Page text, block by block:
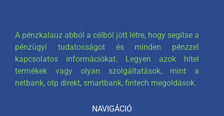
A pénzkalauz abból a célból jött létre, hogy segítse a
pénzügyi tudatosságot és minden pénzzel
kapcsolatos információkat. Legyen azok hitel
termékek vagy olyan szolgáltatások, mint a
netbank, otp direkt, smartbank, fintech megoldások.
NAVIGÁCIÓ